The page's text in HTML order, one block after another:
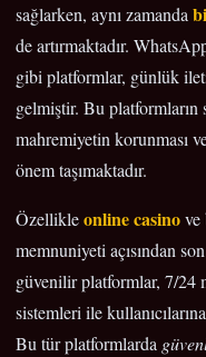
sağlarken, aynı zamanda
de artırmaktadır.
gibi platformlar, günlük
gelmiştir. Bu platformların
mahremiyetin korunması
önem taşımaktadır.
Özellikleonline casinove
memnuniyeti açısından
güvenilir platformlar, 7/24
sistemleri ile
Bu tür platformlarda